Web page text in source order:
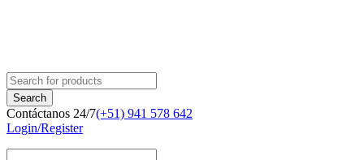
Contáctanos 24/7(+51) 941 578 642
Login/Register